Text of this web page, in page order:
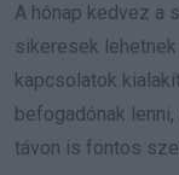
A hónap kedvez a
sikeresek
kapcsolatok
befogadónak
távon is fontos